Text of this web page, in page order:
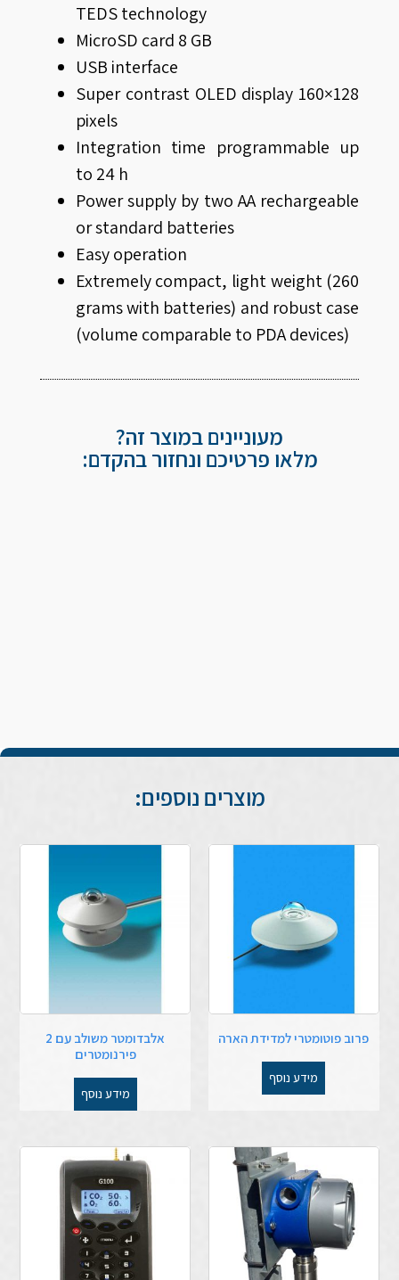
TEDS technology
MicroSD card 8 GB
USB interface
Super contrast OLED display 160×128
pixels
Integration time programmable up
to 24 h
Power supply by two AA rechargeable
or standard batteries
Easy operation
Extremely compact, light weight (260
grams with batteries) and robust case
(volume comparable to PDA devices)
מעוניינים במוצר זה?
מלאו פרטיכם ונחזור בהקדם:
מוצרים נוספים:
פרוב פוטומטרי למדידת הארה
מידע נוסף
אלבדומטר משולב עם 2
פירנומטרים
מידע נוסף